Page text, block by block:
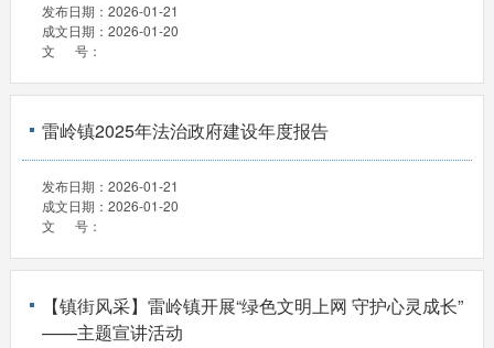
发布日期： 2026-01-21
成文日期： 2026-01-20
文 号：
雷岭镇2025年法治政府建设年度报告
发布日期： 2026-01-21
成文日期： 2026-01-20
文 号：
【镇街风采】雷岭镇开展“绿色文明上网 守护心灵成长”
——主题宣讲活动